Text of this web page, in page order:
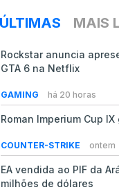
ÚLTIMAS MAIS
Rockstar anuncia
GTA 6 na Netflix
GAMING há 20 horas
Roman Imperium Cup
COUNTER-STRIKE ontem
EA vendida ao PIF da
milhões de dólares